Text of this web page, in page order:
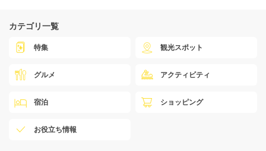
カテゴリ一覧
特集 観光スポット
グルメ アクティビティ
宿泊 ショッピング
お役立ち情報